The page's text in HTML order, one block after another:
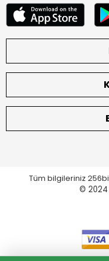
Tüm bilgileriniz
© 2024